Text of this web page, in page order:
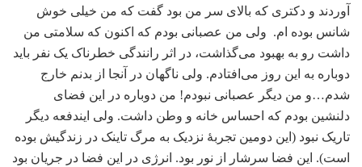
آوردند و دکتری که بالای سر من بود گفت که من خیلی خوش
شانس بوده ام. ولی من عصبانی بودم که اکنون که سلامتی من
داشت رو به بهبود می‌گذاشت، در اثر رانندگی خطرناک یک نفر باید
دوباره به این روز می‌افتادم. ولی ناگهان در آنجا از بدنم خارج
شدم…و من دیگر عصبانی نبودم! من دوباره در این فضای
دلنشین بودم که احساس خانه و وطن داشت. ولی ایندفعه دیگر
تاریک نبود (این دومین تجربۀ نزدیک به مرگ تاینک در زندگیش بوده
است). این فضا سرشار از نور بود. انرژی در این فضا در جریان بود